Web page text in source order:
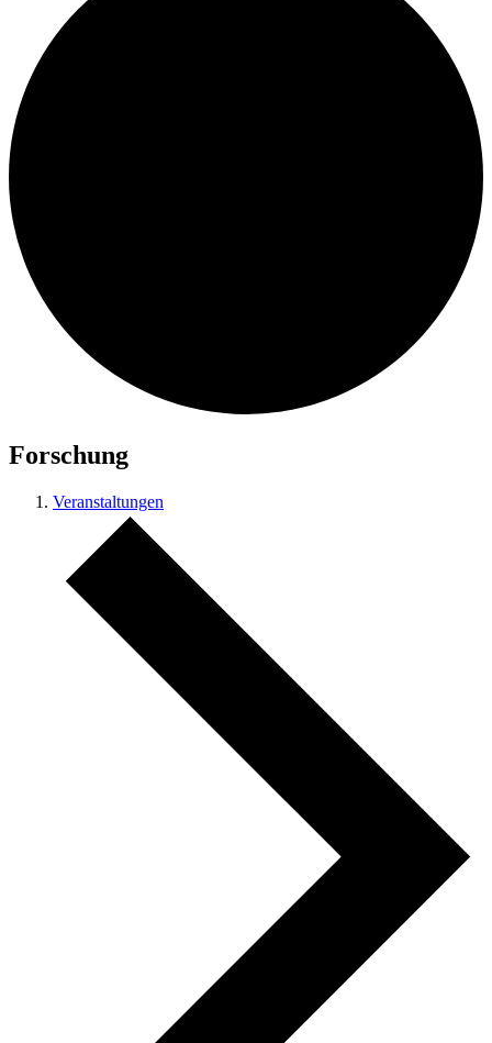
Forschung
Veranstaltungen